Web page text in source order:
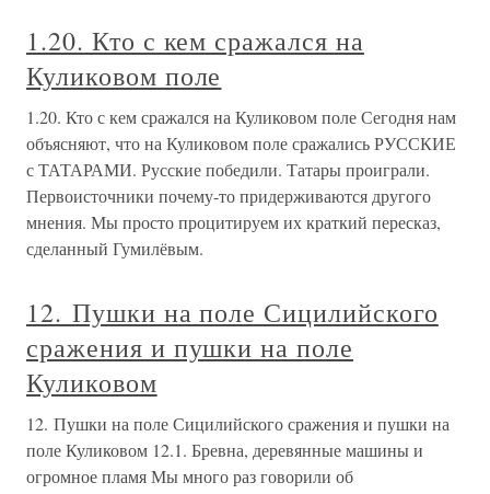
1.20. Кто с кем сражался на
Куликовом поле
1.20. Кто с кем сражался на Куликовом поле Сегодня нам
объясняют, что на Куликовом поле сражались РУССКИЕ
с ТАТАРАМИ. Русские победили. Татары проиграли.
Первоисточники почему-то придерживаются другого
мнения. Мы просто процитируем их краткий пересказ,
сделанный Гумилёвым.
12. Пушки на поле Сицилийского
сражения и пушки на поле
Куликовом
12. Пушки на поле Сицилийского сражения и пушки на
поле Куликовом 12.1. Бревна, деревянные машины и
огромное пламя Мы много раз говорили об